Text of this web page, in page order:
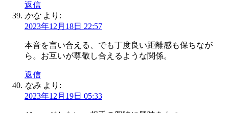
返信
かな より:
2023年12月18日 22:57
本音を言い合える、でも丁度良い距離感も保ちなが
ら。お互いが尊敬し合えるような関係。
返信
なみ より:
2023年12月19日 05:33